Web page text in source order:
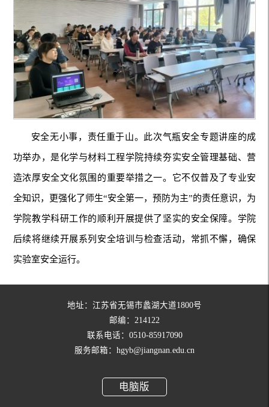
安全无小事，责任重于山。此次气瓶安全专题讲座的成
功举办，是化学与材料工程学院持续夯实安全管理基础、营
造浓厚安全文化氛围的重要举措之一。它不仅普及了专业安
全知识，更强化了师生“安全第一，预防为主”的责任意识，为
学院教学科研工作的顺利开展提供了坚实的安全保障。学院
后续将继续开展系列安全培训与检查活动，常抓不懈，确保
实验室安全运行。
地址：江苏省无锡市蠡湖大道1800号
邮编：214122
联系电话：0510-85917090
服务邮箱：hgyb@jiangnan.edu.cn
电脑版